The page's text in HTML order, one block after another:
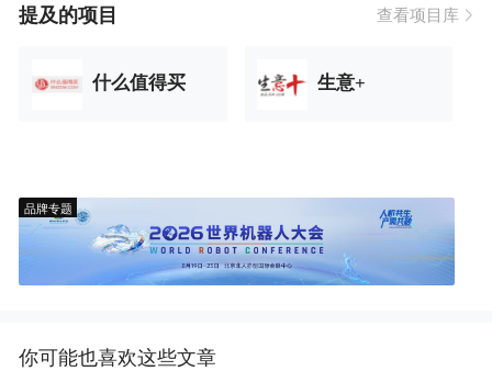
提及的项目 查看项目库
什么值得买 生意+
品牌专题
你可能也喜欢这些文章